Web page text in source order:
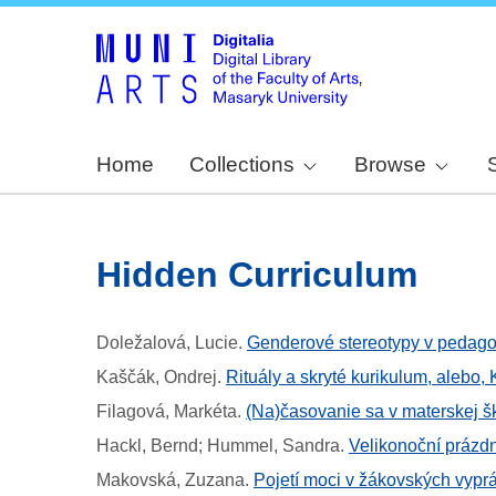
Home Collections Browse
Hidden Curriculum
Doležalová, Lucie. Genderové stereotypy v
Kaščák, Ondrej. Rituály a skryté kurikulum, alebo,
Filagová, Markéta. (Na)časovanie sa v materskej
Hackl, Bernd; Hummel, Sandra. Velikonoční
Makovská, Zuzana. Pojetí moci v žákovských